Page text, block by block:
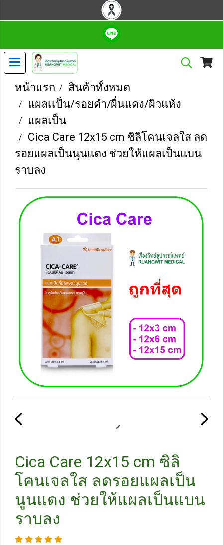
หน้าแรก
สินค้าทั้งหมด
แผลเเป็น/รอยดำ/ผื่นแดง/ผิวแห้ง
แผลเป็น
Cica Care 12x15 cm ซิลิโคนเจลใส ลด
รอยแผลเป็นนูนแดง ช่วยให้แผลเป็นแบน
ราบลง
Cica Care 12x15 cm ซิลิ
โคนเจลใส ลดรอยแผลเป็น
นูนแดง ช่วยให้แผลเป็นแบน
ราบลง